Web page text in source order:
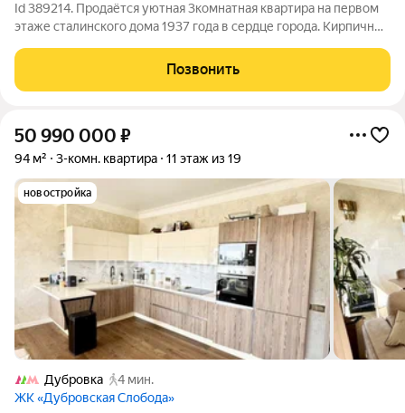
Id 389214. Продаётся уютная 3комнатная квартира на первом
этаже сталинского дома 1937 года в сердце города. Кирпичный
отличная звукоизоляция. Рядом наземная парковка. До метро
Позвонить
50 990 000 ₽
94 м² 3-комн. квартира 11 этаж из 19
новостройка
Дубровка
4 мин.
ЖК «Дубровская Слобода»